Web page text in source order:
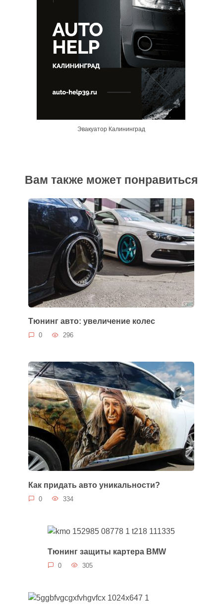
Эвакуатор Калининград
Вам также может понравиться
Тюнинг авто: увеличение колес
0 296
Как придать авто уникальности?
0 334
Тюнинг защиты картера BMW
0 305